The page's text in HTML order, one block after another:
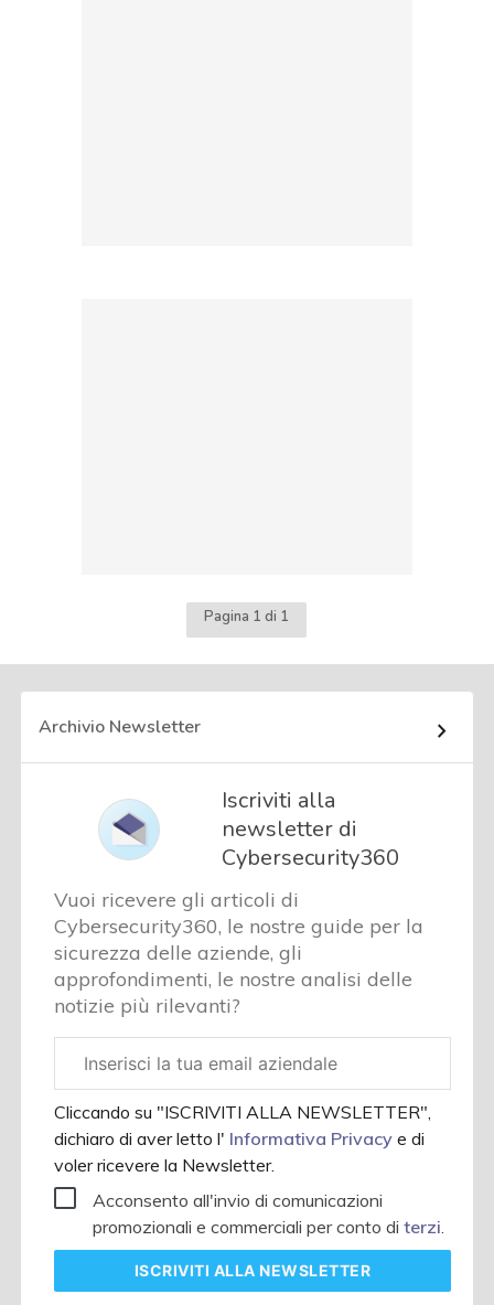
Pagina 1 di 1
Archivio Newsletter
Iscriviti alla
newsletter di
Cybersecurity360
Vuoi ricevere gli articoli di
Cybersecurity360, le nostre guide per la
sicurezza delle aziende, gli
approfondimenti, le nostre analisi delle
notizie più rilevanti?
aziendale
Cliccando su "ISCRIVITI ALLA NEWSLETTER",
dichiaro di aver letto l' Informativa Privacye di
voler ricevere la Newsletter.
Acconsento all'invio di comunicazioni
promozionali e commerciali per conto diterzi.
ISCRIVITI ALLA NEWSLETTER